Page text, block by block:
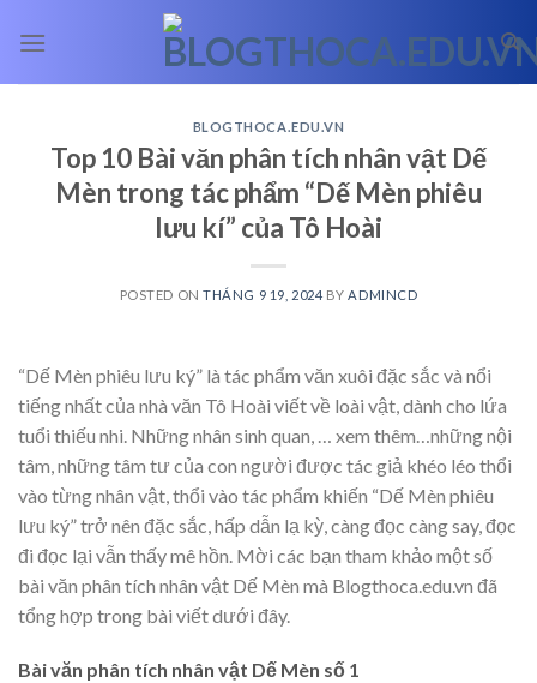
BLOGTHOCA.EDU.VN
Top 10 Bài văn phân tích nhân vật Dế
Mèn trong tác phẩm “Dế Mèn phiêu
lưu kí” của Tô Hoài
POSTED ONTHÁNG 9 19, 2024 BY ADMINCD
“Dế Mèn phiêu lưu ký” là tác phẩm văn xuôi đặc sắc và nổi
tiếng nhất của nhà văn Tô Hoài viết về loài vật, dành cho lứa
tuổi thiếu nhi. Những nhân sinh quan,
… xem thêm… những nội
tâm, những tâm tư của con người được tác giả khéo léo thổi
vào từng nhân vật, thổi vào tác phẩm khiến “Dế Mèn phiêu
lưu ký” trở nên đặc sắc, hấp dẫn lạ kỳ, càng đọc càng say, đọc
đi đọc lại vẫn thấy mê hồn. Mời các bạn tham khảo một số
bài văn phân tích nhân vật Dế Mèn mà Blogthoca.edu.vn đã
tổng hợp trong bài viết dưới đây.
Bài văn phân tích nhân vật Dế Mèn số 1